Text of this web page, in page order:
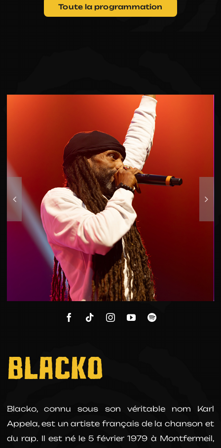
PARTENAIRES
CONTACTS
Toute la programmation
BLACKO
Blacko, connu sous son véritable nom Karl
Appela, est un artiste français de la chanson et
du rap. Il est né le 5 février 1979 à Montfermeil,